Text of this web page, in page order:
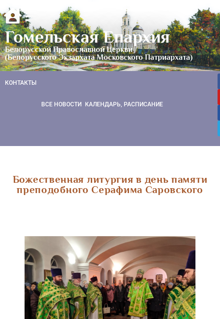
Гомельская Епархия
Белорусской Православной Церкви
(Белорусского Экзархата Московского Патриархата)
КОНТАКТЫ
ВСЕ НОВОСТИ КАЛЕНДАРЬ, РАСПИСАНИЕ
Божественная литургия в день памяти
преподобного Серафима Саровского